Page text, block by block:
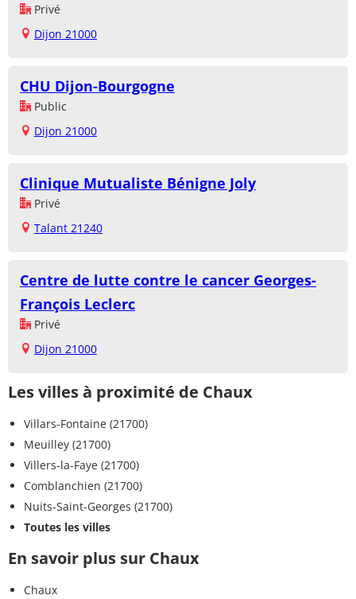
Privé
Dijon 21000
CHU Dijon-Bourgogne
Public
Dijon 21000
Clinique Mutualiste Bénigne Joly
Privé
Talant 21240
Centre de lutte contre le cancer Georges-
François Leclerc
Privé
Dijon 21000
Les villes à proximité de Chaux
Villars-Fontaine (21700)
Meuilley (21700)
Villers-la-Faye (21700)
Comblanchien (21700)
Nuits-Saint-Georges (21700)
Toutes les villes
En savoir plus sur Chaux
Chaux